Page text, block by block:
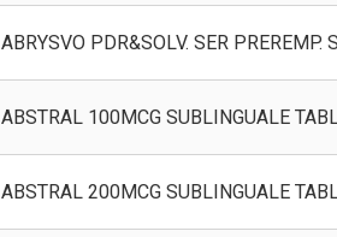
ABRYSVO PDR&SOLV. SER
ABSTRAL 100MCG SUBLINGUALE
ABSTRAL 200MCG SUBLINGUALE